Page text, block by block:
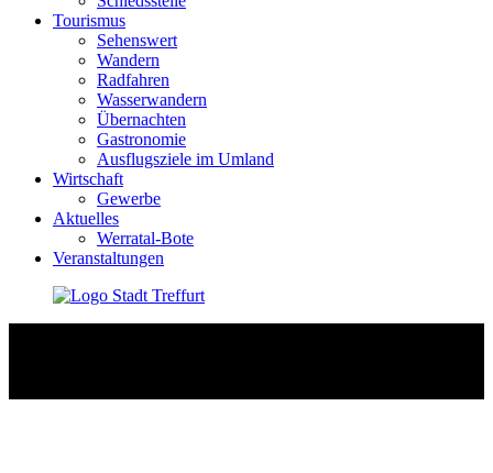
Tourismus
Sehenswert
Wandern
Radfahren
Wasserwandern
Übernachten
Gastronomie
Ausflugsziele im Umland
Wirtschaft
Gewerbe
Aktuelles
Werratal-Bote
Veranstaltungen